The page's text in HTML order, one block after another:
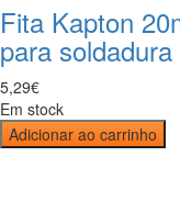
Fita Kapton
para
5,29€
Em stock
Adicionar ao carrinho